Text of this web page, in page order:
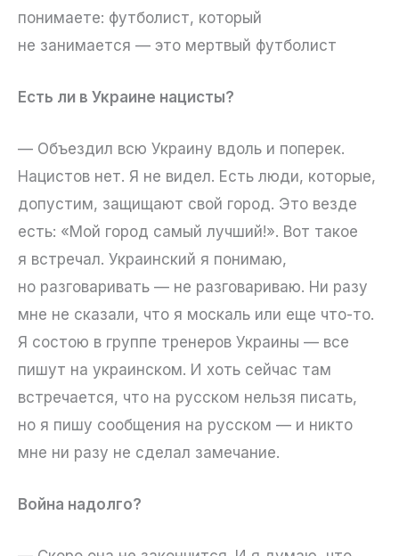
понимаете: футболист, который
не занимается — это мертвый футболист
Есть ли в Украине нацисты?
— Объездил всю Украину вдоль и поперек.
Нацистов нет. Я не видел. Есть люди, которые,
допустим, защищают свой город. Это везде
есть: «Мой город самый лучший!». Вот такое
я встречал. Украинский я понимаю,
но разговаривать — не разговариваю. Ни разу
мне не сказали, что я москаль или еще что-то.
Я состою в группе тренеров Украины — все
пишут на украинском. И хоть сейчас там
встречается, что на русском нельзя писать,
но я пишу сообщения на русском — и никто
мне ни разу не сделал замечание.
Война надолго?